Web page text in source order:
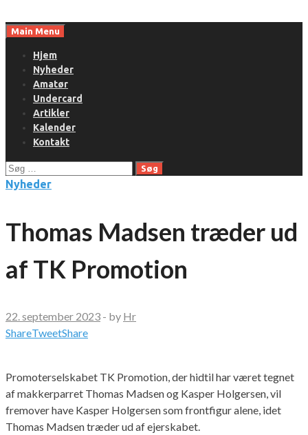
toMain Menu
Hjem
Nyheder
Amatør
Undercard
Artikler
Kalender
Kontakt
Søg
efter:
Nyheder
Thomas Madsen træder ud
af TK Promotion
22. september 2023 - by Hr
ShareTweetShare
Promoterselskabet TK Promotion, der hidtil har været tegnet
af makkerparret Thomas Madsen og Kasper Holgersen, vil
fremover have Kasper Holgersen som frontfigur alene, idet
Thomas Madsen træder ud af ejerskabet.